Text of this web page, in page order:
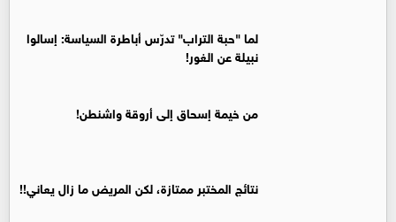
لما "حبة التراب" تدرّس أباطرة السياسة: إسالوا
نبيلة عن الغور!
من خيمة إسحاق إلى أروقة واشنطن!
نتائج المختبر ممتازة، لكن المريض ما زال يعاني!!